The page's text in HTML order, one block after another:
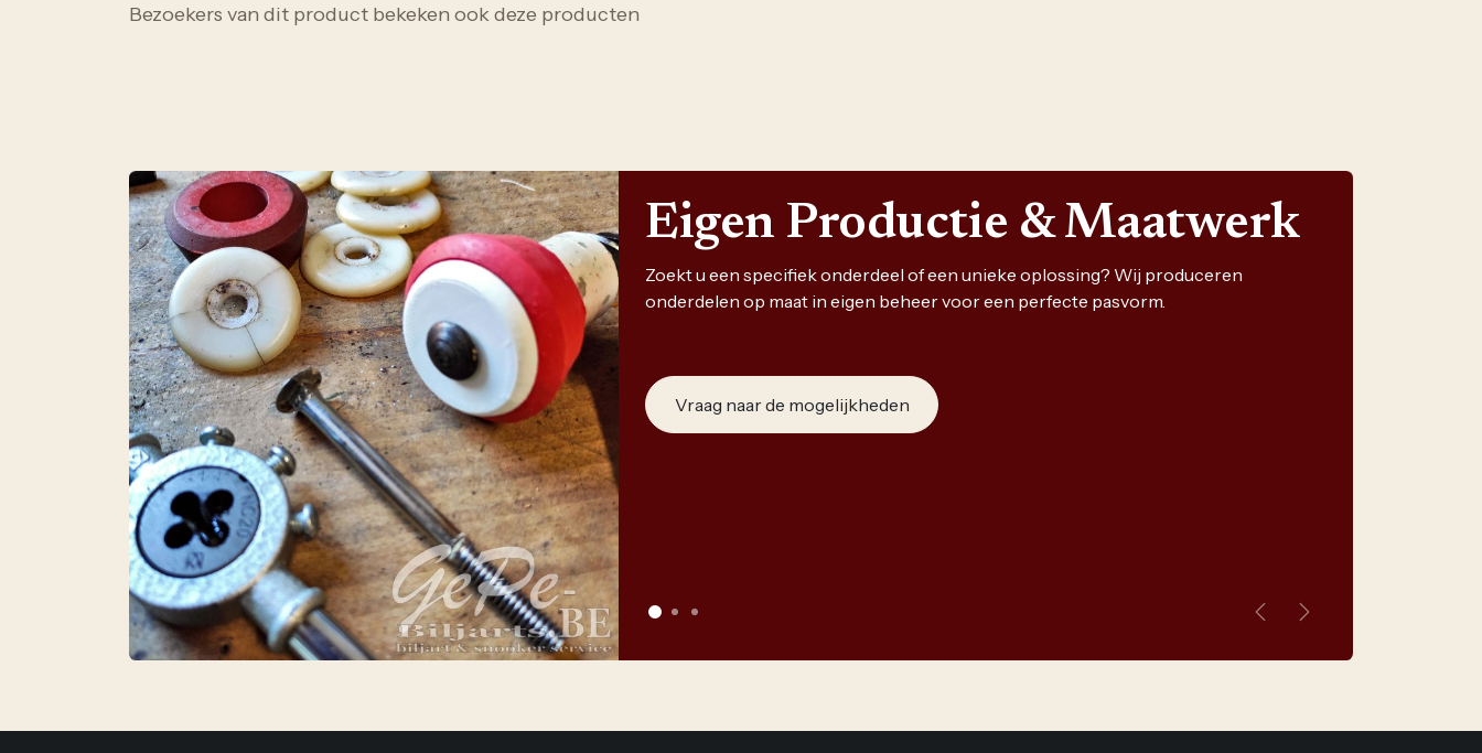
Bezoekers van dit product bekeken ook deze producten
Eigen Productie & Maatwerk
Zoekt u een specifiek onderdeel of een unieke oplossing? Wij produceren
onderdelen op maat in eigen beheer voor een perfecte pasvorm.
Vraag naar de mogelijkheden
VorigeVolgende